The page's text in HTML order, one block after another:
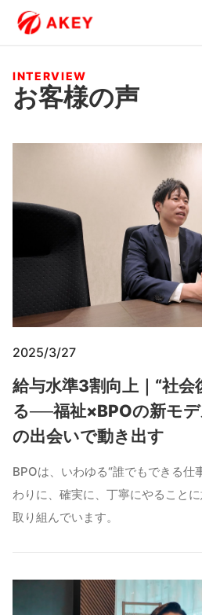
INTERVIEW
お客様の声
2025/3/27
給与水準3割向上｜“社会
る──福祉×BPOの新モ
の出会いで動き出す
BPOは、いわゆる“誰でもできる仕
わりに、確実に、丁寧にやること
取り組んでいます。